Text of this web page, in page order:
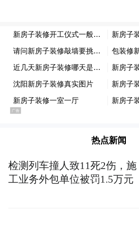
热点新闻
检测列车撞人致11死2伤，施
工业务外包单位被罚1.5万元